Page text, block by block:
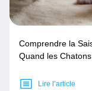
Comprendre la
Quand les
Lire l’article